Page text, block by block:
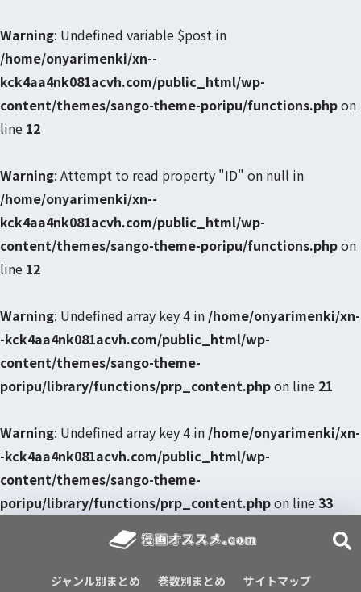
Warning: Undefined variable $post in
/home/onyarimenki/xn--
kck4aa4nk081acvh.com/public_html/wp-
content/themes/sango-theme-poripu/functions.phpon
line 12
Warning: Attempt to read property "ID" on null in
/home/onyarimenki/xn--
kck4aa4nk081acvh.com/public_html/wp-
content/themes/sango-theme-poripu/functions.phpon
line 12
Warning: Undefined array key 4 in /home/onyarimenki/xn-
-kck4aa4nk081acvh.com/public_html/wp-
content/themes/sango-theme-
poripu/library/functions/prp_content.phpon line 21
Warning: Undefined array key 4 in /home/onyarimenki/xn-
-kck4aa4nk081acvh.com/public_html/wp-
content/themes/sango-theme-
poripu/library/functions/prp_content.phpon line33
ジャンル別まとめ 巻数別まとめ サイトマップ